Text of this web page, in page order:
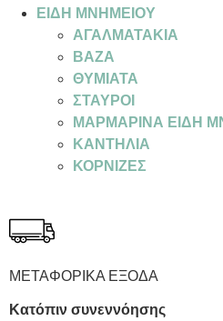
ΕΙΔΗ ΜΝΗΜΕΙΟΥ
ΑΓΑΛΜΑΤΑΚΙΑ
ΒΑΖΑ
ΘΥΜΙΑΤΑ
ΣΤΑΥΡΟΙ
ΜΑΡΜΑΡΙΝΑ ΕΙΔΗ
ΚΑΝΤΗΛΙΑ
ΚΟΡΝΙΖΕΣ
ΜΕΤΑΦΟΡΙΚΑ ΕΞΟΔΑ
Κατόπιν συνεννόησης